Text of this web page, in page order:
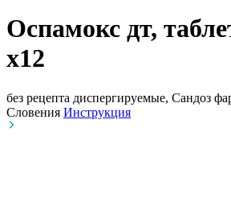
Оспамокс дт,
x12
без рецепта диспергируемые, Сандоз
Словения Инструкция